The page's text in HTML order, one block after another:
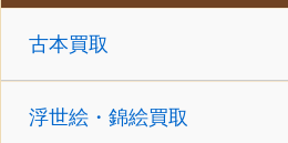
古本買取
浮世絵・錦絵買取